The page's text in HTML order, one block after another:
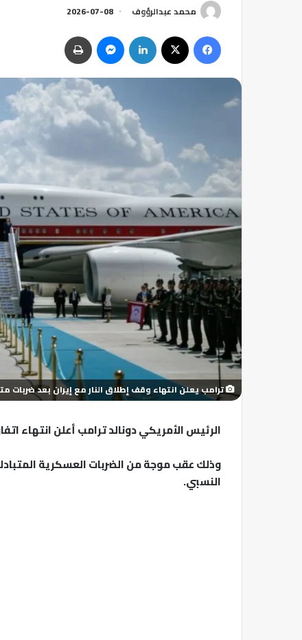
محمد عبدالرؤوف 2026-07-08
ترامب يعلن انتهاء وقف إطلاق النار مع إيران بعد ضربات
الرئيس الأمريكي دونالد ترامب أعلن انتهاء
وذلك عقب موجة من الضربات العسكرية
النسبي.